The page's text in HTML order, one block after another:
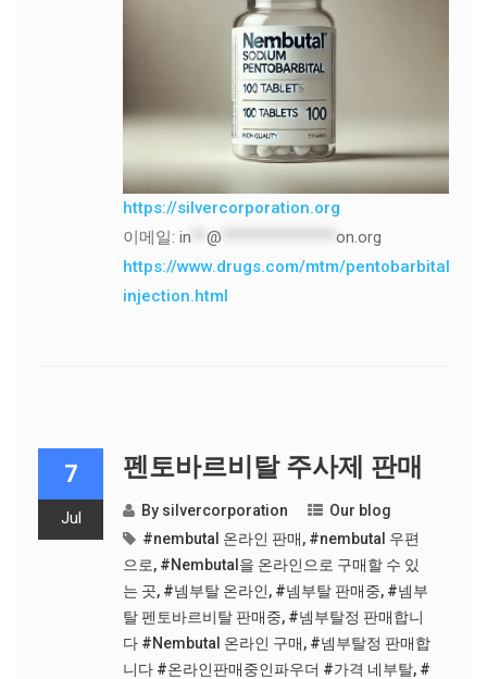
https://silvercorporation.org
이메일: in @
on.org
https://www.drugs.com/mtm/pentobarbital-
injection.html
7
Jul
펜토바르비탈 주사제 판매
By silvercorporation
Our blog
#nembutal 온라인 판매, #nembutal 우편
으로, #Nembutal을 온라인으로 구매할 수 있
는 곳, #넴부탈 온라인, #넴부탈 판매중, #넴부
탈 펜토바르비탈 판매중, #넴부탈정 판매합니
다 #Nembutal 온라인 구매, #넴부탈정 판매합
니다 #온라인판매중인파우더 #가격 네부탈, #